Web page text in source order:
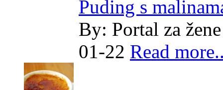
Puding s
By: Portal za žene
01-22 Read